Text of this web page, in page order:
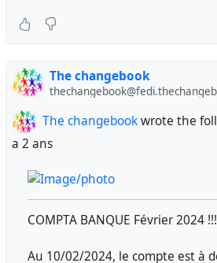
The changebook
The changebookwrote the
a 2 ans
COMPTA BANQUE Février 2024 !!!
Au 10/02/2024, le compte est à